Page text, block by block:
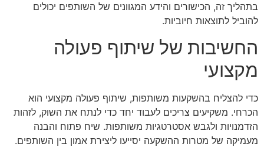
בתהליך זה, הכישורים והידע המגוונים של השותפים יכולים
להוביל לתוצאות חיוביות.
החשיבות של שיתוף פעולה
מקצועי
כדי להצליח בהשקעות משותפות, שיתוף פעולה מקצועי הוא
הכרחי. משקיעים צריכים לעבוד יחד כדי לנתח את השוק, לזהות
הזדמנויות ולגבש אסטרטגיות משותפות. שיח פתוח והבנה
מעמיקה של מטרות ההשקעה יסייעו ליצירת אמון בין השותפים.